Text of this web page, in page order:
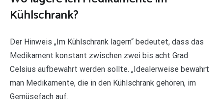
Kühlschrank?
Der Hinweis „Im Kühlschrank lagern“ bedeutet, dass das
Medikament konstant zwischen zwei bis acht Grad
Celsius aufbewahrt werden sollte. „Idealerweise bewahrt
man Medikamente, die in den Kühlschrank gehören, im
Gemüsefach auf.